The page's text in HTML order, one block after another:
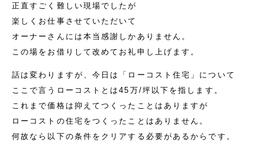
正直すごく難しい現場でしたが
楽しくお仕事させていただいて
オーナーさんには本当感謝しかありません。
この場をお借りして改めてお礼申し上げます。
話は変わりますが、今日は「ローコスト住宅」について
ここで言うローコストとは45万/坪以下を指します。
これまで価格は抑えてつくったことはありますが
ローコストの住宅をつくったことはありません。
何故なら以下の条件をクリアする必要があるからです。